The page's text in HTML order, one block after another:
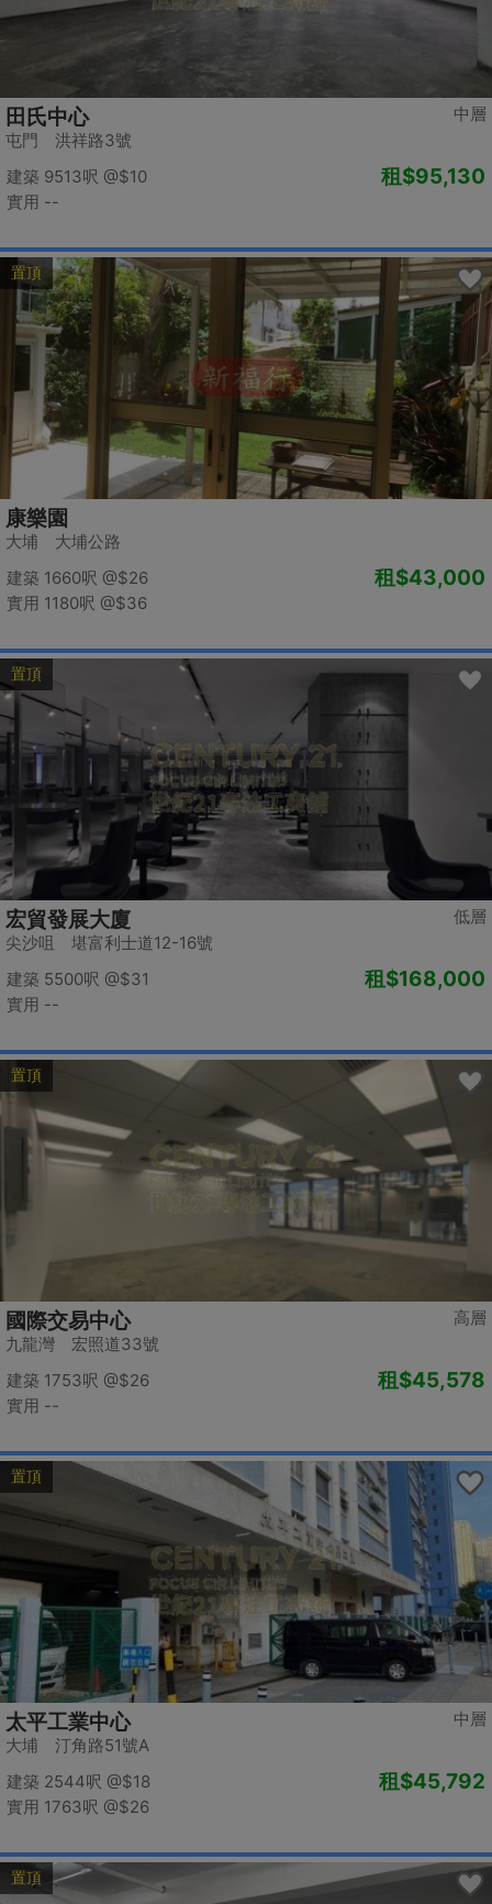
中層
田氏中心
屯門 洪祥路3號
建築 9513呎 @$10
實用 --
租$95,130
置頂
康樂園
大埔 大埔公路
建築 1660呎 @$26
實用 1180呎 @$36
租$43,000
置頂
低層
宏貿發展大廈
尖沙咀 堪富利士道12-16號
建築 5500呎 @$31
實用 --
租$168,000
置頂
高層
國際交易中心
九龍灣 宏照道33號
建築 1753呎 @$26
實用 --
租$45,578
置頂
中層
太平工業中心
大埔 汀角路51號A
建築 2544呎 @$18
實用 1763呎 @$26
租$45,792
置頂